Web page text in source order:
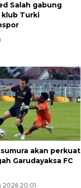
Salah gabung
klub Turki
akan perkuat
Garudayaksa FC
2026 20:01